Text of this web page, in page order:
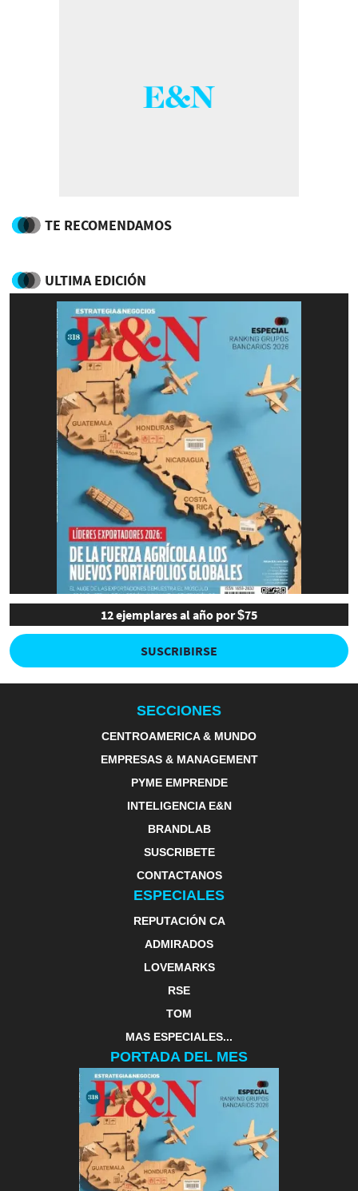
TE RECOMENDAMOS
ULTIMA EDICIÓN
12 ejemplares al año por $75
SUSCRIBIRSE
SECCIONES
CENTROAMERICA & MUNDO
EMPRESAS & MANAGEMENT
PYME EMPRENDE
INTELIGENCIA E&N
BRANDLAB
SUSCRIBETE
CONTACTANOS
ESPECIALES
REPUTACIÓN CA
ADMIRADOS
LOVEMARKS
RSE
TOM
MAS ESPECIALES...
PORTADA DEL MES